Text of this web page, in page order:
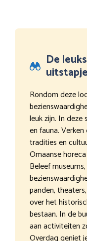
De
Rondom deze
leuk zijn. In
en fauna.
tradities en
Omaanse
Beleef
panden,
over het
bestaan. In de
aan activiteiten